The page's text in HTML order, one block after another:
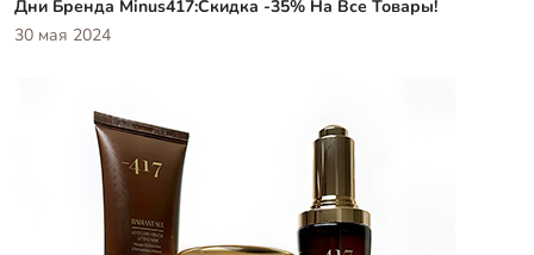
Дни Бренда Minus417:скидка -35% На Все Товары!
30 мая 2024